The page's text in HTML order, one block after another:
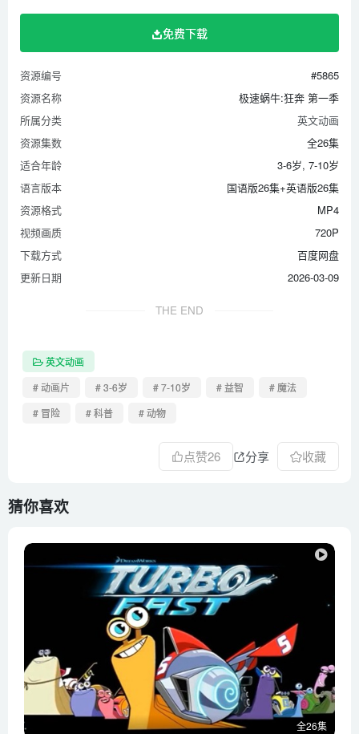
免费下载
资源编号
#5865
资源名称
极速蜗牛:狂奔 第一季
所属分类
英文动画
资源集数
全26集
适合年龄
3-6岁, 7-10岁
语言版本
国语版26集+英语版26集
资源格式
MP4
视频画质
720P
下载方式
百度网盘
更新日期
2026-03-09
THE END
英文动画
# 动画片
# 3-6岁 # 7-10岁 # 益智
# 魔法
# 冒险
# 科普 # 动物
点赞26 分享 收藏
猜你喜欢
全26集